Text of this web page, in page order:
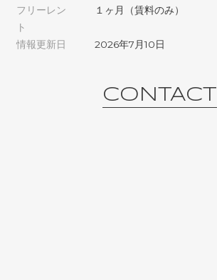
フリーレン
ト
１ヶ月（賃料のみ）
情報更新日 2026年7月10日
CONTACT